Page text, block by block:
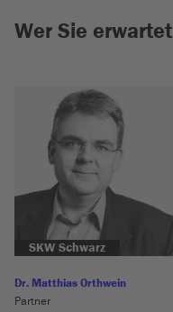
Wer Sie erwartet
SKW Schwarz
Dr. Matthias Orthwein
Partner